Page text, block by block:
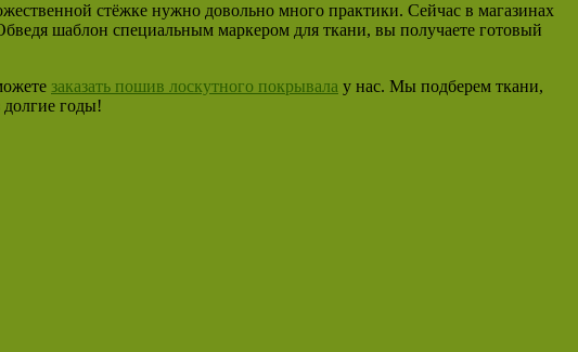
стёжке нужно довольно много практики. Сейчас в магазинах
шаблон специальным маркером для ткани, вы получаете готовый
заказать пошив лоскутного покрывала у нас. Мы подберем ткани,
годы!